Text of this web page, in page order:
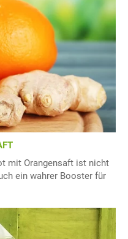
mit Orangensaft ist nicht
ein wahrer Booster für